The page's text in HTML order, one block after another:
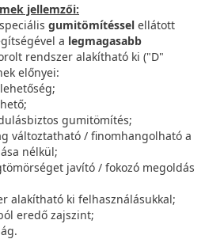
jellemzői:
gumitömítéssel ellátott
a legmagasabb
rendszer alakítható ki ("D"
előnyei:
gumitömítés;
változtatható / finomhangolható a
nélkül;
javító / fokozó megoldás
alakítható ki felhasználásukkal;
eredő zajszint;